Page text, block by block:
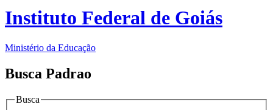
Instituto Federal de Goiás
Ministério da Educação
Busca Padrao
Busca